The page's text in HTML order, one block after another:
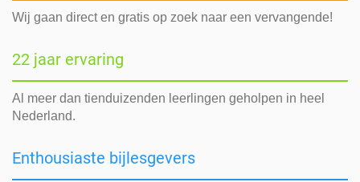
Wij gaan direct en gratis op zoek naar een vervangende!
22 jaar ervaring
Al meer dan tienduizenden leerlingen geholpen in heel
Nederland.
Enthousiaste bijlesgevers